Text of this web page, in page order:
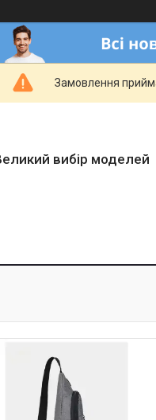
Замовлення
вибір моделей